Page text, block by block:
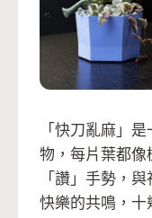
「快刀亂麻」
物，每片葉都像
「讚」手勢，
快樂的共鳴，十